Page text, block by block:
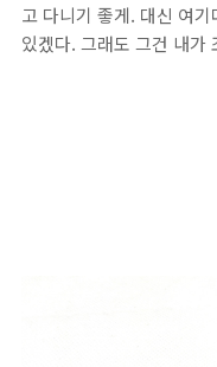
고 다니기 좋게. 대신 여
있겠다. 그래도 그건 내가